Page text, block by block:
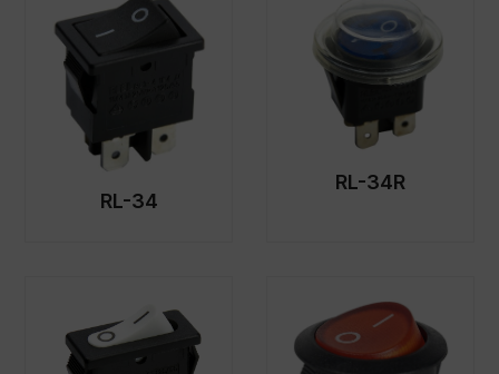
RL-34
RL-34R